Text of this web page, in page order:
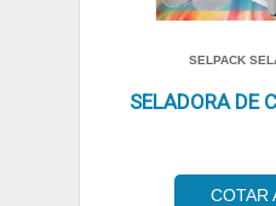
SELPACK
SELADORA DE
COTAR